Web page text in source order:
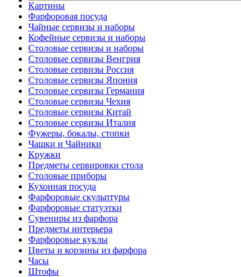
Картины
Фарфоровая посуда
Чайные сервизы и наборы
Кофейные сервизы и наборы
Столовые сервизы и наборы
Столовые сервизы Венгрия
Столовые сервизы Россия
Столовые сервизы Япония
Столовые сервизы Германия
Столовые сервизы Чехия
Столовые сервизы Китай
Столовые сервизы Италия
Фужеры, бокалы, стопки
Чашки и Чайники
Кружки
Предметы сервировки стола
Столовые приборы
Кухонная посуда
Фарфоровые скульптуры
Фарфоровые статуэтки
Сувениры из фарфора
Предметы интерьера
Фарфоровые куклы
Цветы и корзины из фарфора
Часы
Штофы